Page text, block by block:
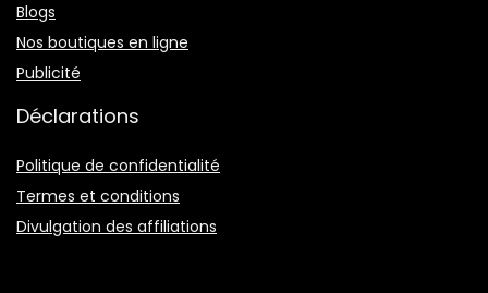
Blogs
Nos boutiques en ligne
Publicité
Déclarations
Politique de confidentialité
Termes et conditions
Divulgation des affiliations